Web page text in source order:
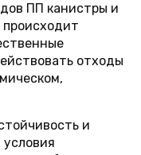
ПП канистры и
происходит
отходы
и